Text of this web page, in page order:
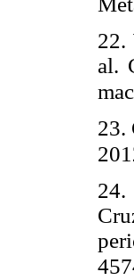
22.
al.
23.
24.